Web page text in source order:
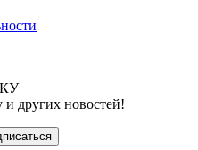
и других новостей!